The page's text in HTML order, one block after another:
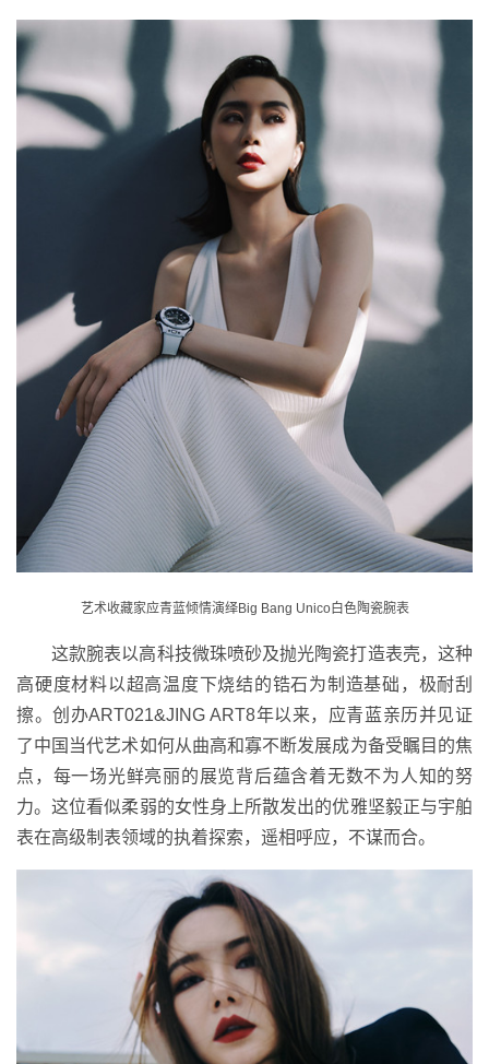
艺术收藏家应青蓝倾情演绎Big Bang Unico白色陶瓷腕表
这款腕表以高科技微珠喷砂及抛光陶瓷打造表壳，这种
高硬度材料以超高温度下烧结的锆石为制造基础，极耐刮
擦。创办ART021&JING ART8年以来，应青蓝亲历并见证
了中国当代艺术如何从曲高和寡不断发展成为备受瞩目的焦
点，每一场光鲜亮丽的展览背后蕴含着无数不为人知的努
力。这位看似柔弱的女性身上所散发出的优雅坚毅正与宇舶
表在高级制表领域的执着探索，遥相呼应，不谋而合。